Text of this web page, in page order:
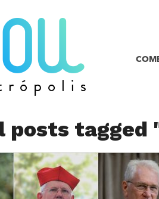
posts tagged